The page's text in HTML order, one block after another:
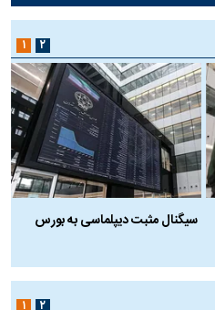
سیگنال مثبت دیپلماسی به بورس
۱ ۲